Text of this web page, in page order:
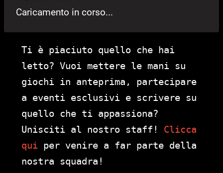
Caricamento in corso...
Ti è piaciuto quello che hai
letto? Vuoi mettere le mani su
giochi in anteprima, partecipare
a eventi esclusivi e scrivere su
quello che ti appassiona?
Unisciti al nostro staff! Clicca
qui per venire a far parte della
nostra squadra!